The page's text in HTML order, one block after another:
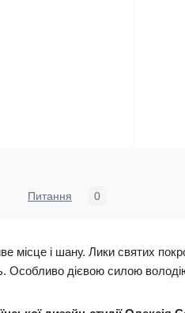
Питання 0
місце і шану. Лики святих
дієвою силою